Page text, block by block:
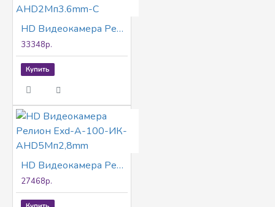
HD Видеокамера Релион Exd-А-100-ИК-AHD2Мп3.6mm-С
33348р.
Купить
HD Видеокамера Релион Exd-А-100-ИК-AHD5Мп2,8mm
27468р.